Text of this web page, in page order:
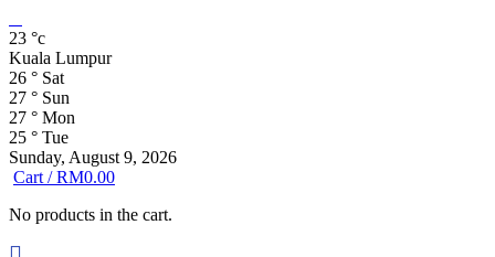
23 °c
Kuala Lumpur
26 ° Sat
27 ° Sun
27 ° Mon
25 ° Tue
Sunday, August 9, 2026
Cart /RM0.00
No products in the cart.